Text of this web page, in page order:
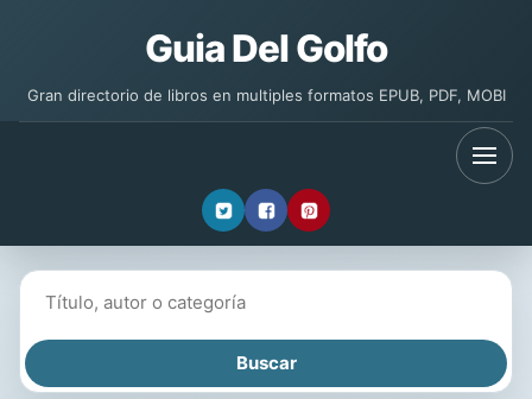
Guia Del Golfo
Gran directorio de libros en multiples formatos EPUB, PDF, MOBI